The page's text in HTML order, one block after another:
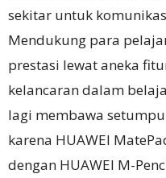
sekitar untuk
Mendukung para
prestasi lewat aneka
kelancaran dalam
lagi membawa
karena HUAWEI
dengan HUAWEI M-